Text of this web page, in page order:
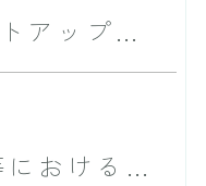
官民によるスタートアップ支援プログラム「J-Startup」に選定されました
内閣府 民間機関等における研究開発プロジェクトに認定されました